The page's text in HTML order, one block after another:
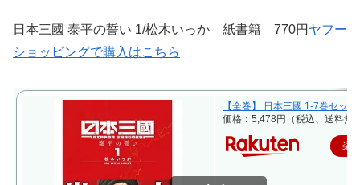
日本三國 泰平の誓い 1/松木いっか 紙書籍 770円 ヤフー
ショッピングで購入はこちら
【全巻】 日本三國 1-7巻セッ
価格：5,478円（税込、送料無
楽